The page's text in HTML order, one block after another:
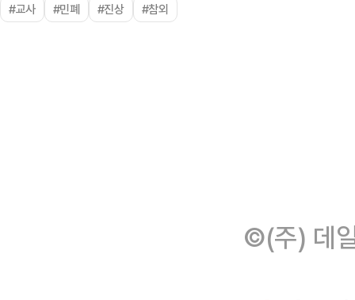
#교사 #민폐 #진상 #참외
©(주) 데